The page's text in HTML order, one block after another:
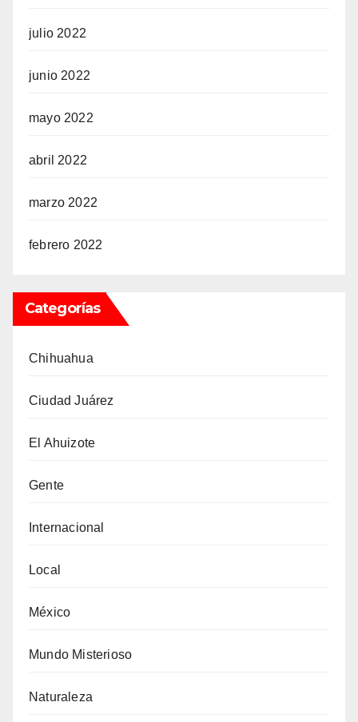
julio 2022
junio 2022
mayo 2022
abril 2022
marzo 2022
febrero 2022
Categorías
Chihuahua
Ciudad Juárez
El Ahuizote
Gente
Internacional
Local
México
Mundo Misterioso
Naturaleza